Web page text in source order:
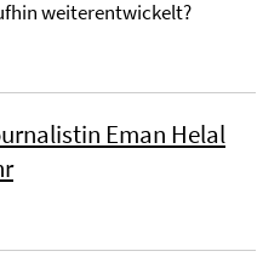
weiterentwickelt?
Eman Helal